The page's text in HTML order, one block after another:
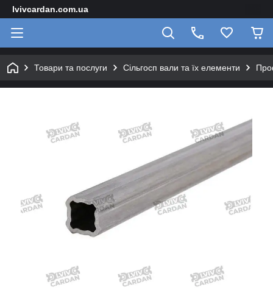
lvivcardan.com.ua
Товари та послуги Сільгосп вали та їх елементи